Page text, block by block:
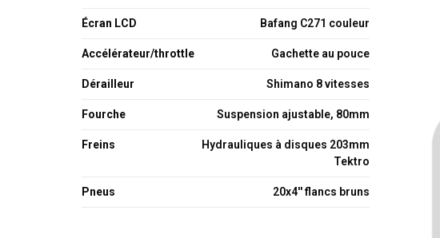
Écran LCD Bafang C271 couleur
Accélérateur/throttle Gachette au pouce
Dérailleur Shimano 8 vitesses
Fourche Suspension ajustable, 80mm
Freins
Hydrauliques à disques 203mm
Tektro
Pneus 20x4'' flancs bruns